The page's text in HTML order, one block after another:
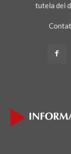
tutela dei